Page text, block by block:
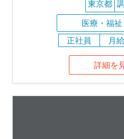
東京都
医療・福
正社員
月
詳細を